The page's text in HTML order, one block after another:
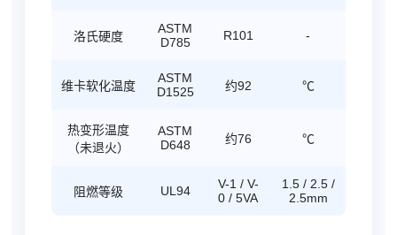
洛氏硬度
ASTM
D785
R101 -
维卡软化温度
ASTM
D1525
约92 ℃
热变形温度
（未退火）
ASTM
D648
约76 ℃
阻燃等级 UL94
V-1 / V-
0 / 5VA
1.5 / 2.5 /
2.5mm